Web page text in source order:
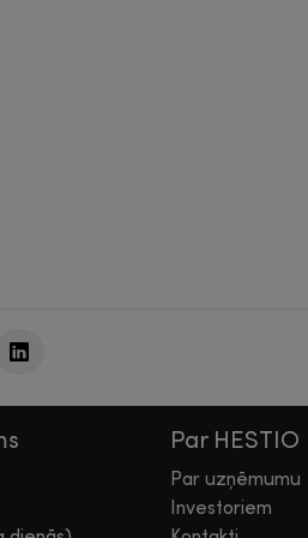
Par HESTIO
Par uzņēmumu
Investoriem